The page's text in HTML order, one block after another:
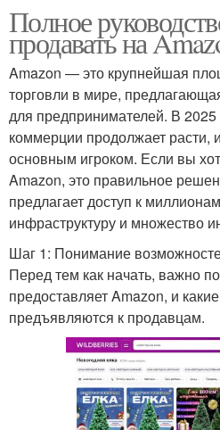
Полное
продавать на
Amazon — это крупнейшая
торговли в мире,
для предпринимателей. В 2025
коммерции продолжает расти,
основным игроком. Если вы
Amazon, это правильное
предлагает доступ к
инфраструктуру и множество
Шаг 1: Понимание
Перед тем как начать, важно
предоставляет Amazon, и
предъявляются к продавцам.